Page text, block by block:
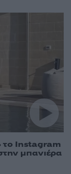
το Instagram
μπανιέρα